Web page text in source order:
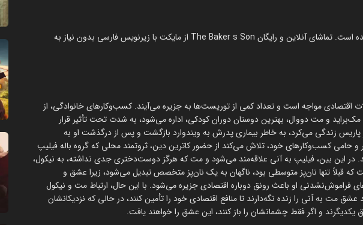
فیلم پسر نانوا در سال 2021 در ژانر فانتزی ساخته شده است. تماشای آنلاین و رایگان The Baker s Son از مایکت با زیرنویس فارسی بدون نیاز به
اقتصادی مواجه است و تعداد کمی از توریست‌ها به جزیره می‌آیند. کسب‌وکارهای خانوادگی، از
و مت دووال، بهترین دوستان دوران کودکی، اداره می‌شود، به شدت تحت تأثیر قرار
زندگی می‌کرد، به خاطر بیماری پدرش به ویندوارد بازگشت و پس از درگذشت او به
و حامی کسب‌وکارهای خود، تلاش می‌کند از حضور کاترین دین، ثروتمند محلی که گروه باله فیلیپ
کند. در این بین، فیلیپ به آنی علاقه‌مند می‌شود و مت که هرگز دوست‌دختری جدی نداشته، به نیکول،
قبلاً تنها نان‌پز متوسطی بود، ناگهان به یک نان‌پز متخصص تبدیل می‌شود، زیرا عشق و
او باعث رونق دوباره اقتصادی جزیره می‌شود. با این حال، ارتباط مت و نیکول
مت به آنی را زنده نگه‌دارند تا منافع اقتصادی خود را تأمین کنند، در حالی که نزدیکانشان
و اگر فقط چشمانشان را باز کنند، این عشق را خواهند یافت.